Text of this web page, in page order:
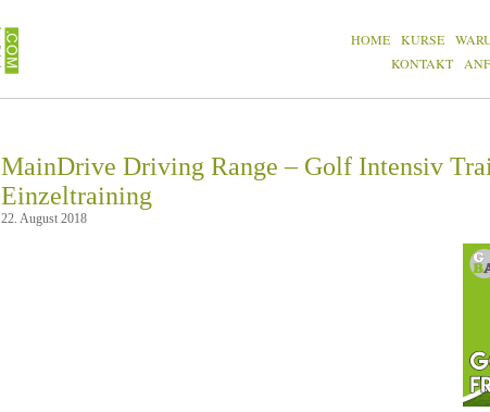
HOME KURSE
KONTAKT
MainDrive Driving Range – Golf Intensiv
Einzeltraining
22. August 2018